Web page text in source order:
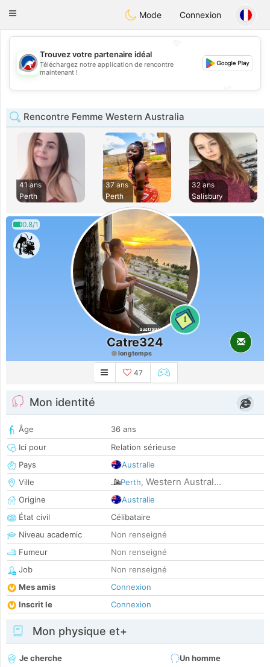
AustraliaChat
Toggle
Mode Connexion
💖
Trouvez votre partenaire idéal
Téléchargez notre application de rencontre
maintenant !
Rencontre Femme Western Australia
41 ans
Perth
37 ans
Perth
32 ans
Salisbury
0.8/1
1
Catre324
longtemps
47
Mon identité
Âge
36 ans
Ici pour
Relation sérieuse
Pays
Australie
Ville
Perth, Western Austral...
Origine
Australie
État civil
Célibataire
Niveau academic
Non renseigné
Fumeur
Non renseigné
Job
Non renseigné
Mes amis
Connexion
Inscrit le
Connexion
Mon physique et+
Je cherche
Un homme